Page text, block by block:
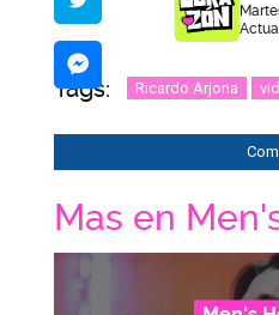
Tags: Ricardo Arjona
Mas en